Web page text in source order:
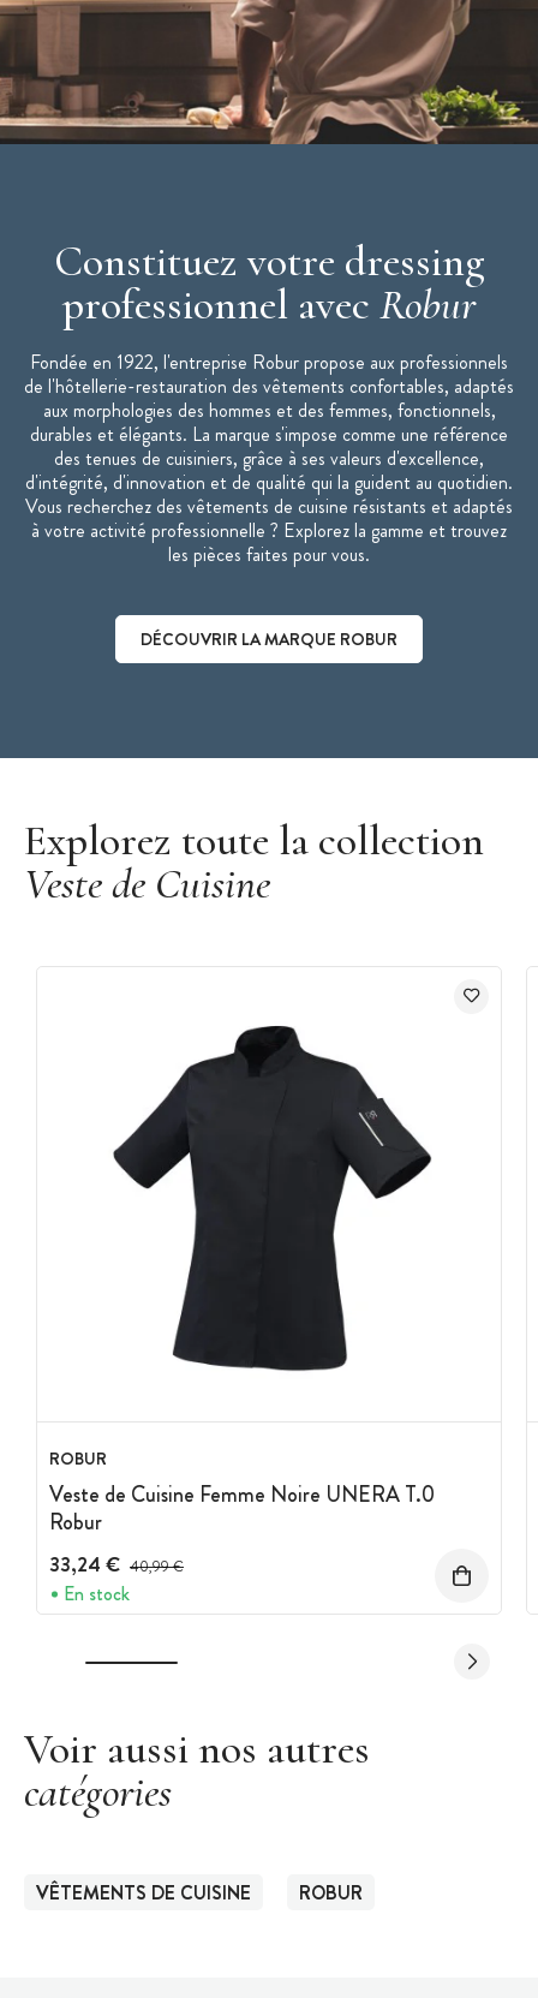
Veste en nid d'abeille ajustée
Poche stylo sur manche
Fentes dos
Lavage industriel selon norme ISO 15797 - programme
Constituez votre dressing
professionnel avec Robur
Fondée en 1922, l'entreprise Robur propose aux professionnels
de l'hôtellerie-restauration des vêtements confortables, adaptés
aux morphologies des hommes et des femmes, fonctionnels,
durables et élégants. La marque s'impose comme une référence
des tenues de cuisiniers, grâce à ses valeurs d'excellence,
d'intégrité, d'innovation et de qualité qui la guident au quotidien.
Vous recherchez des vêtements de cuisine résistants et adaptés
à votre activité professionnelle ? Explorez la gamme et trouvez
les pièces faites pour vous.
DÉCOUVRIR LA MARQUE ROBUR
Explorez toute la collection
Veste de Cuisine
ROBUR
Veste de Cuisine Femme Noire UNERA T.0
Robur
33,24 € Prix avant réduction :
40,99 €
En stock
Voir aussi nos autres
catégories
VÊTEMENTS DE CUISINE ROBUR